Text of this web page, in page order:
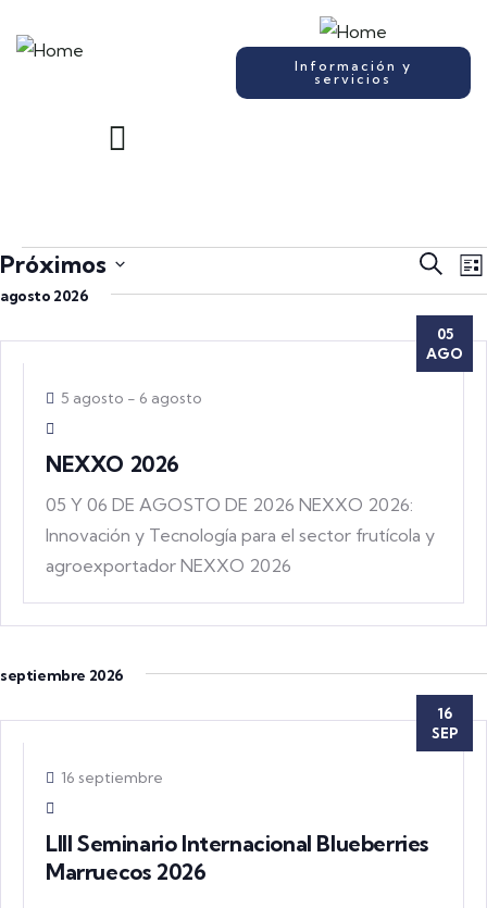
Información y
servicios
de
y
Buscar
Próximos
Selecciona
agosto 2026
05
AGO
5 agosto - 6 agosto
NEXXO 2026
05 Y 06 DE AGOSTO DE 2026 NEXXO 2026:
Innovación y Tecnología para el sector frutícola y
agroexportador NEXXO 2026
septiembre 2026
16
SEP
16 septiembre
LIII Seminario Internacional Blueberries
Marruecos 2026